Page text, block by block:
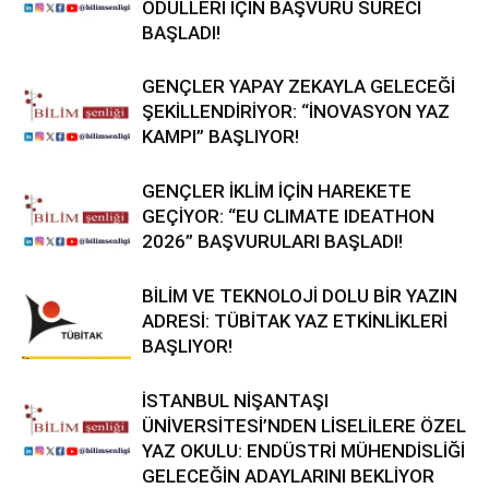
ÖDÜLLERİ İÇİN BAŞVURU SÜRECİ
BAŞLADI!
GENÇLER YAPAY ZEKAYLA GELECEĞİ
ŞEKİLLENDİRİYOR: “İNOVASYON YAZ
KAMPI” BAŞLIYOR!
GENÇLER İKLİM İÇİN HAREKETE
GEÇİYOR: “EU CLIMATE IDEATHON
2026” BAŞVURULARI BAŞLADI!
BİLİM VE TEKNOLOJİ DOLU BİR YAZIN
ADRESİ: TÜBİTAK YAZ ETKİNLİKLERİ
BAŞLIYOR!
İSTANBUL NİŞANTAŞI
ÜNİVERSİTESİ’NDEN LİSELİLERE ÖZEL
YAZ OKULU: ENDÜSTRİ MÜHENDİSLİĞİ
GELECEĞİN ADAYLARINI BEKLİYOR